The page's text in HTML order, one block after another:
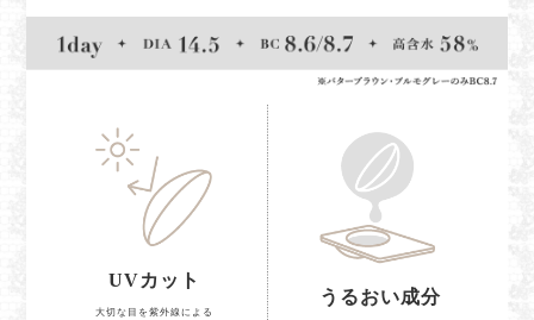
UVカット
大切な目を紫外線による
うるおい成分